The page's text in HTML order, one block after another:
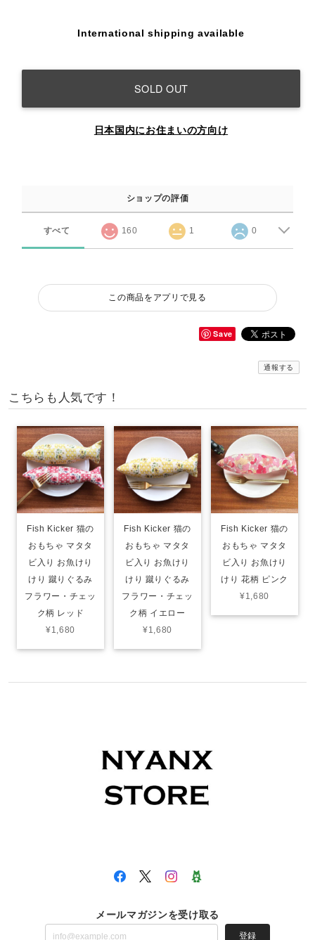
International shipping available
SOLD OUT
日本国内にお住まいの方向け
ショップの評価
すべて 160 1 0
この商品をアプリで見る
Save
通報する
こちらも人気です！
Fish Kicker 猫の
おもちゃ マタタ
ビ入り お魚けり
けり 蹴りぐるみ
フラワー・チェッ
ク柄 レッド
¥1,680
Fish Kicker 猫の
おもちゃ マタタ
ビ入り お魚けり
けり 蹴りぐるみ
フラワー・チェッ
ク柄 イエロー
¥1,680
Fish Kicker 猫の
おもちゃ マタタ
ビ入り お魚けり
けり 花柄 ピンク
¥1,680
メールマガジンを受け取る
登録